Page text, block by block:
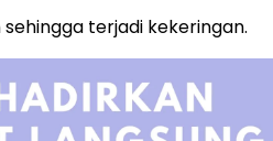
terjadi kekeringan.